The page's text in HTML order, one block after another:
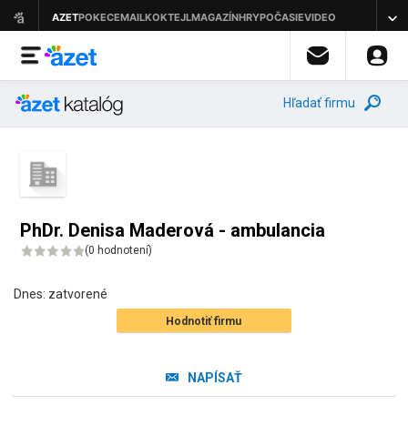
Hľadať firmu
PhDr. Denisa Maderová - ambulancia
(0 hodnotení)
Dnes: zatvorené
Hodnotiť firmu
NAPÍSAŤ